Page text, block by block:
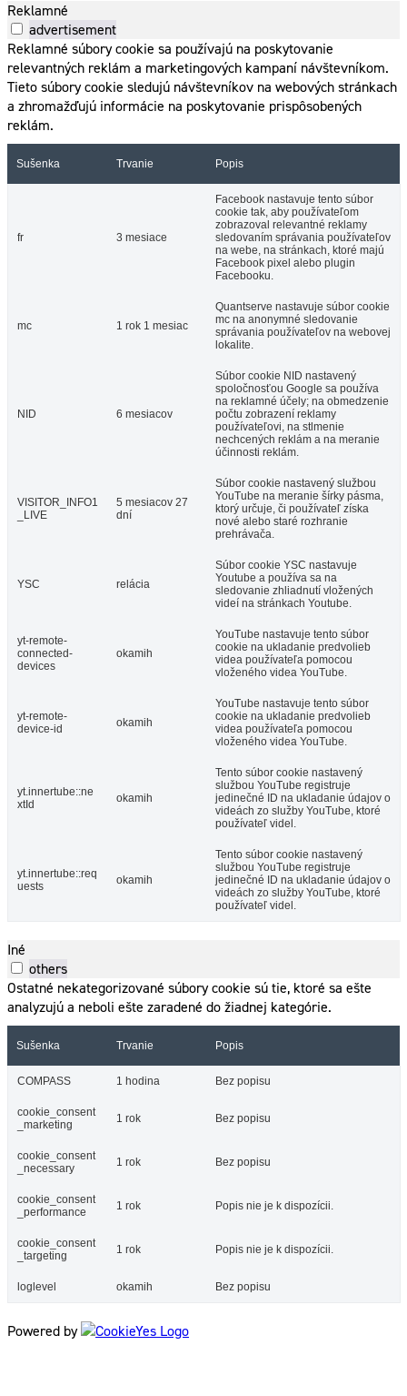
Reklamné
advertisement
Reklamné súbory cookie sa používajú na poskytovanie
relevantných reklám a marketingových kampaní návštevníkom.
Tieto súbory cookie sledujú návštevníkov na webových stránkach
a zhromažďujú informácie na poskytovanie prispôsobených
reklám.
Sušenka Trvanie Popis
fr 3 mesiace
Facebook nastavuje tento súbor
cookie tak, aby používateľom
zobrazoval relevantné reklamy
sledovaním správania používateľov
na webe, na stránkach, ktoré majú
Facebook pixel alebo plugin
Facebooku.
mc 1 rok 1 mesiac
Quantserve nastavuje súbor cookie
mc na anonymné sledovanie
správania používateľov na webovej
lokalite.
NID 6 mesiacov
Súbor cookie NID nastavený
spoločnosťou Google sa používa
na reklamné účely; na obmedzenie
počtu zobrazení reklamy
používateľovi, na stlmenie
nechcených reklám a na meranie
účinnosti reklám.
VISITOR_INFO1
_LIVE
5 mesiacov 27
dní
Súbor cookie nastavený službou
YouTube na meranie šírky pásma,
ktorý určuje, či používateľ získa
nové alebo staré rozhranie
prehrávača.
YSC relácia
Súbor cookie YSC nastavuje
Youtube a používa sa na
sledovanie zhliadnutí vložených
videí na stránkach Youtube.
yt-remote-
connected-
devices
okamih
YouTube nastavuje tento súbor
cookie na ukladanie predvolieb
videa používateľa pomocou
vloženého videa YouTube.
yt-remote-
device-id
okamih
YouTube nastavuje tento súbor
cookie na ukladanie predvolieb
videa používateľa pomocou
vloženého videa YouTube.
yt.innertube::ne
xtId
okamih
Tento súbor cookie nastavený
službou YouTube registruje
jedinečné ID na ukladanie údajov o
videách zo služby YouTube, ktoré
používateľ videl.
yt.innertube::req
uests
okamih
Tento súbor cookie nastavený
službou YouTube registruje
jedinečné ID na ukladanie údajov o
videách zo služby YouTube, ktoré
používateľ videl.
Iné
others
Ostatné nekategorizované súbory cookie sú tie, ktoré sa ešte
analyzujú a neboli ešte zaradené do žiadnej kategórie.
Sušenka Trvanie Popis
COMPASS 1 hodina Bez popisu
cookie_consent
_marketing
1 rok Bez popisu
cookie_consent
_necessary
1 rok Bez popisu
cookie_consent
_performance
1 rok Popis nie je k dispozícii.
cookie_consent
_targeting
1 rok Popis nie je k dispozícii.
loglevel okamih Bez popisu
Powered by